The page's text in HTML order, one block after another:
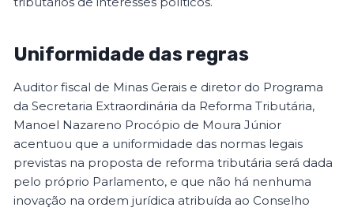
Uniformidade das regras
Auditor fiscal de Minas Gerais e diretor do Programa
da Secretaria Extraordinária da Reforma Tributária,
Manoel Nazareno Procópio de Moura Júnior
acentuou que a uniformidade das normas legais
previstas na proposta de reforma tributária será dada
pelo próprio Parlamento, e que não há nenhuma
inovação na ordem jurídica atribuída ao Conselho